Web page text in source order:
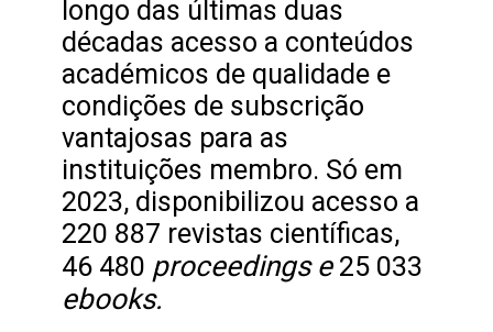
longo das últimas duas
décadas acesso a conteúdos
académicos de qualidade e
condições de subscrição
vantajosas para as
instituições membro. Só em
2023, disponibilizou acesso a
220 887 revistas científicas,
46 480 proceedings e 25 033
ebooks.